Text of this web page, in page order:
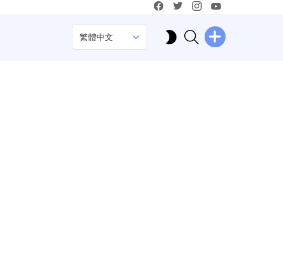
繁體中文
SWITCH
SKIN
SEARCH